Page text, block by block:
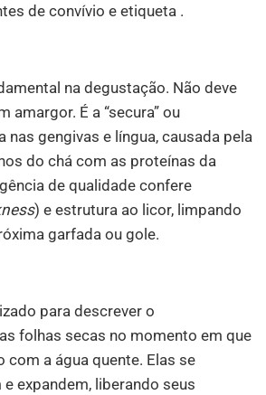
de convívio e etiqueta .
na degustação. Não deve
amargor. É a “secura” ou
nas gengivas e língua, causada pela
do chá com as proteínas da
de qualidade confere
) e estrutura ao licor, limpando
garfada ou gole.
para descrever o
folhas secas no momento em que
a água quente. Elas se
expandem, liberando seus